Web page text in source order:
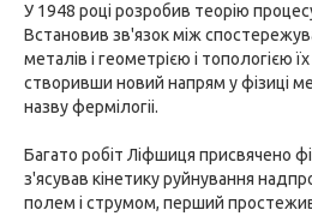
У 1948 році розробив теорію
Встановив зв'язок між
металів і геометрією і топологією
створивши новий напрям у фізиці
назву фермілогіі.
Багато робіт Ліфшиця присвячено
з'ясував кінетику руйнування
полем і струмом, перший